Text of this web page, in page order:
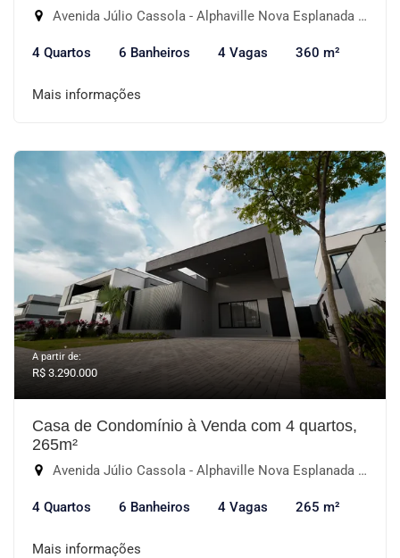
Avenida Júlio Cassola - Alphaville Nova Esplanada III, Votorantim-SP
4 Quartos 6 Banheiros 4 Vagas 360 m²
Mais informações
A partir de:
R$ 3.290.000
Casa de Condomínio à Venda com 4 quartos,
265m²
Avenida Júlio Cassola - Alphaville Nova Esplanada IV, Votorantim-SP
4 Quartos 6 Banheiros 4 Vagas 265 m²
Mais informações